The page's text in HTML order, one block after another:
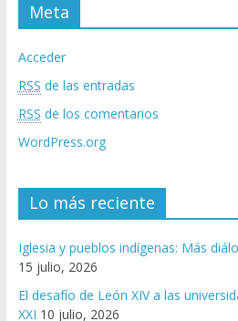
Meta
Acceder
RSS de las entradas
RSS de los comentarios
WordPress.org
Lo más reciente
Iglesia y pueblos indígenas: Más
15 julio, 2026
El desafío de León XIV a las
XXI 10 julio, 2026